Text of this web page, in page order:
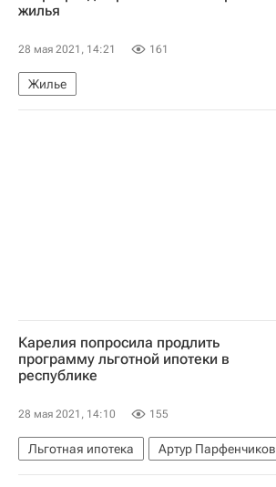
Миэль
жилья
28 мая 2021, 14:21 161
Жилье
Карелия попросила продлить
программу льготной ипотеки в
республике
28 мая 2021, 14:10 155
Льготная ипотека
Артур Парфенчиков
Центральный Банк РФ (ЦБ РФ)